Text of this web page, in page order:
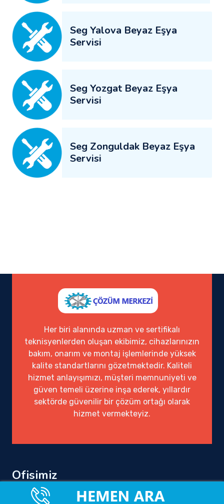
Seg Yalova Beyaz Eşya
Servisi
Seg Yozgat Beyaz Eşya
Servisi
Seg Zonguldak Beyaz Eşya
Servisi
Her biri alanında uzman ve sertifikalı
teknisyenlerden oluşan ekibimiz, cihazlarınızın
bakım, onarım ve montaj işlemlerinde yüksek
kalite standartlarını gözetmektedir. Kaliteli
hizmet anlayışımızı, müşteri memnuniyeti ve
güven temeli üzerine inşa ederek, yıllardır
sektörde güvenilir bir çözüm ortağı olarak
hizmet vermekteyiz.
Ofisimiz